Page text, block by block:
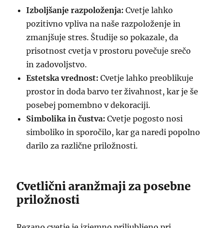
Izboljšanje razpoloženja: Cvetje lahko
pozitivno vpliva na naše razpoloženje in
zmanjšuje stres. Študije so pokazale, da
prisotnost cvetja v prostoru povečuje srečo
in zadovoljstvo.
Estetska vrednost: Cvetje lahko preoblikuje
prostor in doda barvo ter živahnost, kar je še
posebej pomembno v dekoraciji.
Simbolika in čustva: Cvetje pogosto nosi
simboliko in sporočilo, kar ga naredi popolno
darilo za različne priložnosti.
Cvetlični aranžmaji za posebne
priložnosti